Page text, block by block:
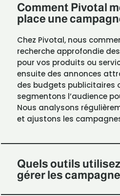
Comment Pivotal
place une
Chez Pivotal, nous
recherche approfondie
pour vos produits ou
ensuite des annonces
des budgets publicitaires
segmentons l’audience
Nous analysons
et ajustons les
Quels outils
gérer les